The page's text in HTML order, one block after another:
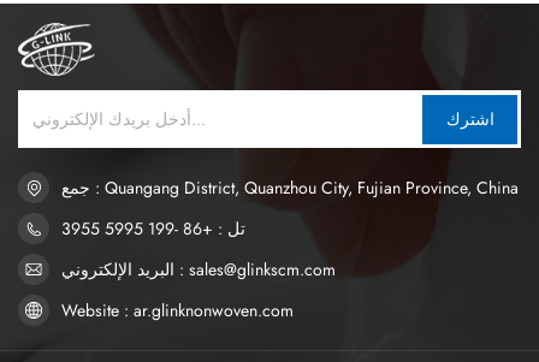
اشترك
جمع : Quangang District, Quanzhou City, Fujian Province, China
تل : +86 -199 5995 3955
البريد الإلكتروني : sales@glinkscm.com
Website : ar.glinknonwoven.com